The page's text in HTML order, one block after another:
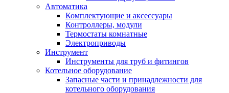
Автоматика
Комплектующие и аксессуары
Контроллеры, модули
Термостаты комнатные
Электроприводы
Инструмент
Инструменты для труб и фитингов
Котельное оборудование
Запасные части и принадлежности для
котельного оборудования